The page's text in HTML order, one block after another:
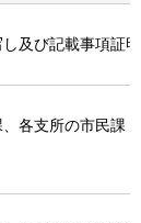
及び記載事項証
各支所の市民課